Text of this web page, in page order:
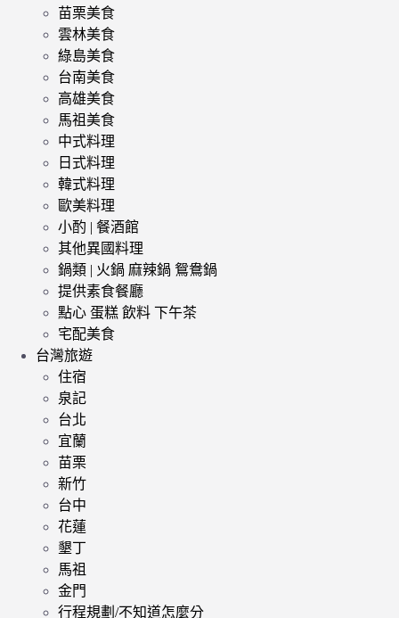
苗栗美食
雲林美食
綠島美食
台南美食
高雄美食
馬祖美食
中式料理
日式料理
韓式料理
歐美料理
小酌 | 餐酒館
其他異國料理
鍋類 | 火鍋 麻辣鍋 鴛鴦鍋
提供素食餐廳
點心 蛋糕 飲料 下午茶
宅配美食
台灣旅遊
住宿
泉記
台北
宜蘭
苗栗
新竹
台中
花蓮
墾丁
馬祖
金門
行程規劃/不知道怎麼分